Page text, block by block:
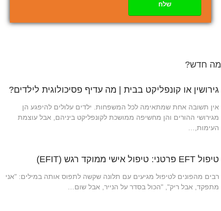
שלח
מה חדש?
גירושין או קונפליקט בבית | מה עדיף פסיכולוגית לילדים?
אין תשובה אחת שמתאימה לכל המשפחות. ילדים עלולים להיפגע הן
מגירושי ההורים והן מחשיפה ממושכת לקונפליקט ביניהם, אבל עוצמת
העימות,…
טיפול EFT פרטני: טיפול אישי ממוקד רגש (EFIT)
רבים מהפונים לטיפול מגיעים עם תלונה שקשה לתפוס אותה במילים: "אני
מתפקד, אבל ריק", "הכול בסדר על הנייר, אבל שום…